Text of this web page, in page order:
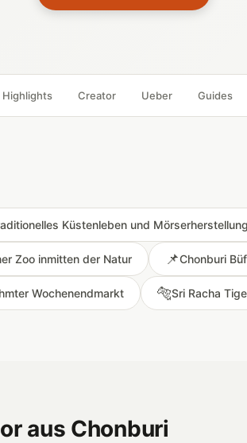
Highlights Creator Ueber Guides
Küstenleben und Mörserherstellung
Zoo inmitten der Natur 📌Chonburi
Wochenendmarkt 🐅Sri Racha
aus Chonburi